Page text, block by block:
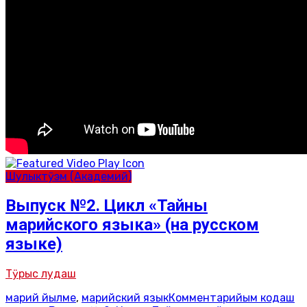
Шулыктӱэм (Академий)
Выпуск №2. Цикл «Тайны
марийского языка» (на русском
языке)
Тӱрыс лудаш
марий йылме, марийский языкКомментарийым кодаш